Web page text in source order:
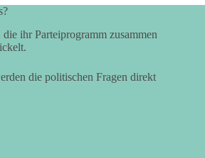
ihr Parteiprogramm zusammen
die politischen Fragen direkt